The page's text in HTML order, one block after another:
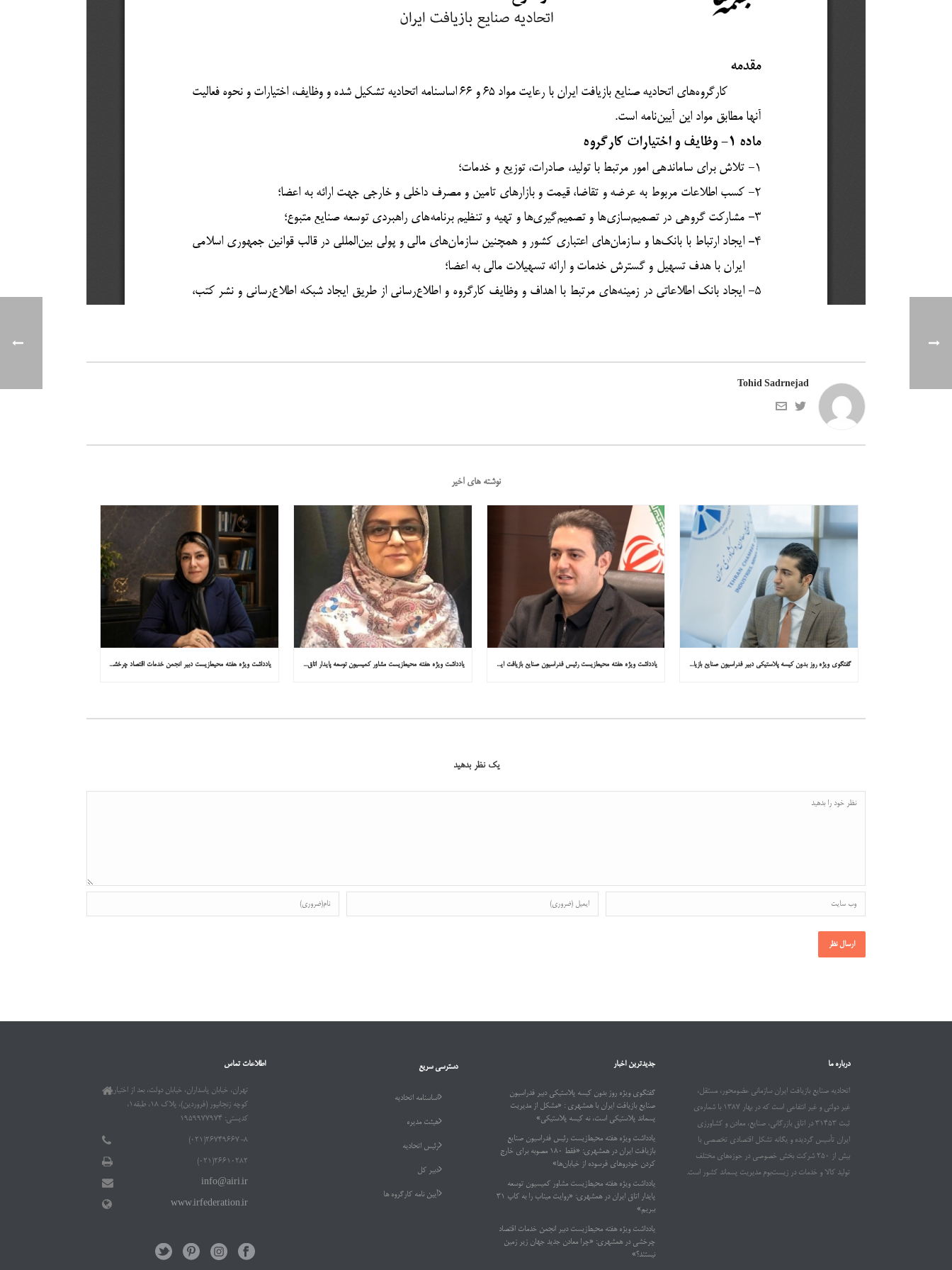
Tohid Sadrnejad
نوشته های اخیر
گفتگوی ویژه روز بدون کیسه پلاستیکی دبیر فدراسیون صنایع بازیافت ایران با همشهری : «مشکل از مدیریت پسماند پلاستیکی است، نه کیسه پلاستیکی» یادداشت ویژه هفته محیط‌زیست رئیس فدراسیون صنایع بازیافت ایران در همشهری: «فقط ۱۸۰ مصوبه برای خارج کردن خودروهای فرسوده از خیابان‌ها» یادداشت ویژه هفته محیط‌زیست مشاور کمیسیون توسعه پایدار اتاق ایران در همشهری: «روایت میناب را به کاپ ۳۱ ببریم» یادداشت ویژه هفته محیط‌زیست دبیر انجمن خدمات اقتصاد چرخشی در همشهری: «چرا معادن جدید جهان زیر زمین نیستند؟»
یک نظر بدهید
اطلاعات تماس
تهران، خیابان پاسداران، خیابان دولت، بعد از اختیاریه،
کوچه زنجانپور (فروردین)، پلاک ۱۸، طبقه۱،
کدپستی: ۱۹۵۹۹۷۷۹۷۴
۲۶۷۴۹۶۶۷-۸(۰۲۱)
۲۶۶۱۰۲۸۲(۰۲۱)
info@airi.ir
www.irfederation.ir
دسترسی سریع
اساسنامه اتحادیه
هیئت مدیره
رئیس اتحادیه
دبیر کل
آیین نامه کارگروه ها
جدیدترین اخبار
گفتگوی ویژه روز بدون کیسه پلاستیکی دبیر فدراسیون
صنایع بازیافت ایران با همشهری : «مشکل از مدیریت
پسماند پلاستیکی است، نه کیسه پلاستیکی»
یادداشت ویژه هفته محیط‌زیست رئیس فدراسیون صنایع
بازیافت ایران در همشهری: «فقط ۱۸۰ مصوبه برای خارج
کردن خودروهای فرسوده از خیابان‌ها»
یادداشت ویژه هفته محیط‌زیست مشاور کمیسیون توسعه
پایدار اتاق ایران در همشهری: «روایت میناب را به کاپ ۳۱
ببریم»
یادداشت ویژه هفته محیط‌زیست دبیر انجمن خدمات اقتصاد
چرخشی در همشهری: «چرا معادن جدید جهان زیر زمین
نیستند؟»
درباره ما
اتحادیه صنایع بازیافت ایران سازمانی عضومحور، مستقل،
غیر دولتی و غیر انتفاعی است که در بهار ۱۳۸۷ با شماره‌ی
ثبت ۳۱۴۵۳ در اتاق بازرگانی، صنایع، معادن و کشاورزی
ایران تأسیس گردیده و یگانه تشکل اقتصادی تخصصی با
بیش از ۲۵۰ شرکت بخش خصوصی در حوزه‌های مختلف
تولید کالا و خدمات در زیست‌بوم مدیریت پسماند کشور است.